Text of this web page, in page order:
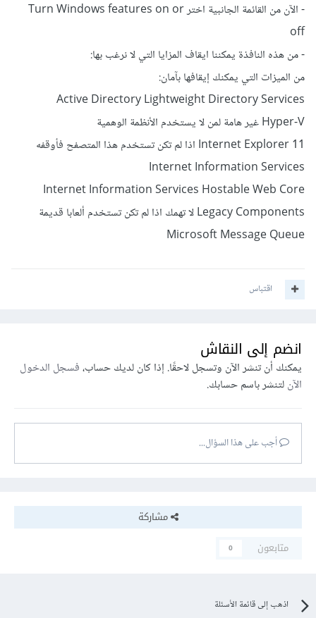
- الآن من القائمة الجانبية اختر Turn Windows features on or
off
- من هذه النافذة يمكننا ايقاف المزايا التي لا نرغب بها:
من الميزات التي يمكنك إيقافها بآمان:
Active Directory Lightweight Directory Services
Hyper-V غير هامة لمن لا يستخدم الأنظمة الوهمية
Internet Explorer 11 اذا لم تكن تستخدم هذا المتصفح فأوقفه
Internet Information Services
Internet Information Services Hostable Web Core
Legacy Components لا تهمك اذا لم تكن تستخدم ألعابا قديمة
Microsoft Message Queue
اقتباس
انضم إلى النقاش
يمكنك أن تنشر الآن وتسجل لاحقًا. إذا كان لديك حساب،فسجل الدخول
الآنلتنشر باسم حسابك.
أجب على هذا السؤال...
مشاركة
متابعون
0
اذهب إلى قائمة الأسئلة